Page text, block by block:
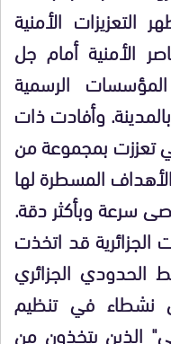
التعزيزات الأمنية
الأمنية أمام جل
الرسمية
وأفادت ذات
تعززت بمجموعة من
المسطرة لها
سرعة وبأكثر دقة.
قد اتخذت
الحدودي الجزائري
نشطاء في تنظيم
الذين يتخذون من